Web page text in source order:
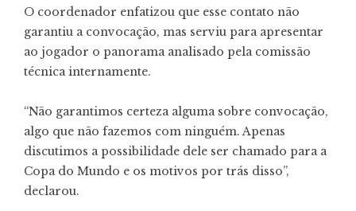
O coordenador enfatizou que esse contato não
garantiu a convocação, mas serviu para apresentar
ao jogador o panorama analisado pela comissão
técnica internamente.
“Não garantimos certeza alguma sobre convocação,
algo que não fazemos com ninguém. Apenas
discutimos a possibilidade dele ser chamado para a
Copa do Mundo e os motivos por trás disso”,
declarou.